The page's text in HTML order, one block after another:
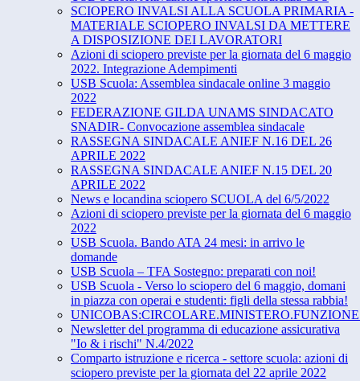
SCIOPERO INVALSI ALLA SCUOLA PRIMARIA -
MATERIALE SCIOPERO INVALSI DA METTERE
A DISPOSIZIONE DEI LAVORATORI
Azioni di sciopero previste per la giornata del 6 maggio
2022. Integrazione Adempimenti
USB Scuola: Assemblea sindacale online 3 maggio
2022
FEDERAZIONE GILDA UNAMS SINDACATO
SNADIR- Convocazione assemblea sindacale
RASSEGNA SINDACALE ANIEF N.16 DEL 26
APRILE 2022
RASSEGNA SINDACALE ANIEF N.15 DEL 20
APRILE 2022
News e locandina sciopero SCUOLA del 6/5/2022
Azioni di sciopero previste per la giornata del 6 maggio
2022
USB Scuola. Bando ATA 24 mesi: in arrivo le
domande
USB Scuola – TFA Sostegno: preparati con noi!
USB Scuola - Verso lo sciopero del 6 maggio, domani
in piazza con operai e studenti: figli della stessa rabbia!
Newsletter del programma di educazione assicurativa
"Io & i rischi" N.4/2022
Comparto istruzione e ricerca - settore scuola: azioni di
sciopero previste per la giornata del 22 aprile 2022